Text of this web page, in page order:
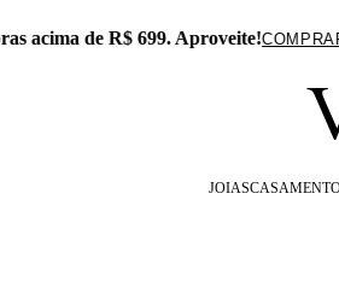
Exclusivo no APP: 15% Off na
JOIAS